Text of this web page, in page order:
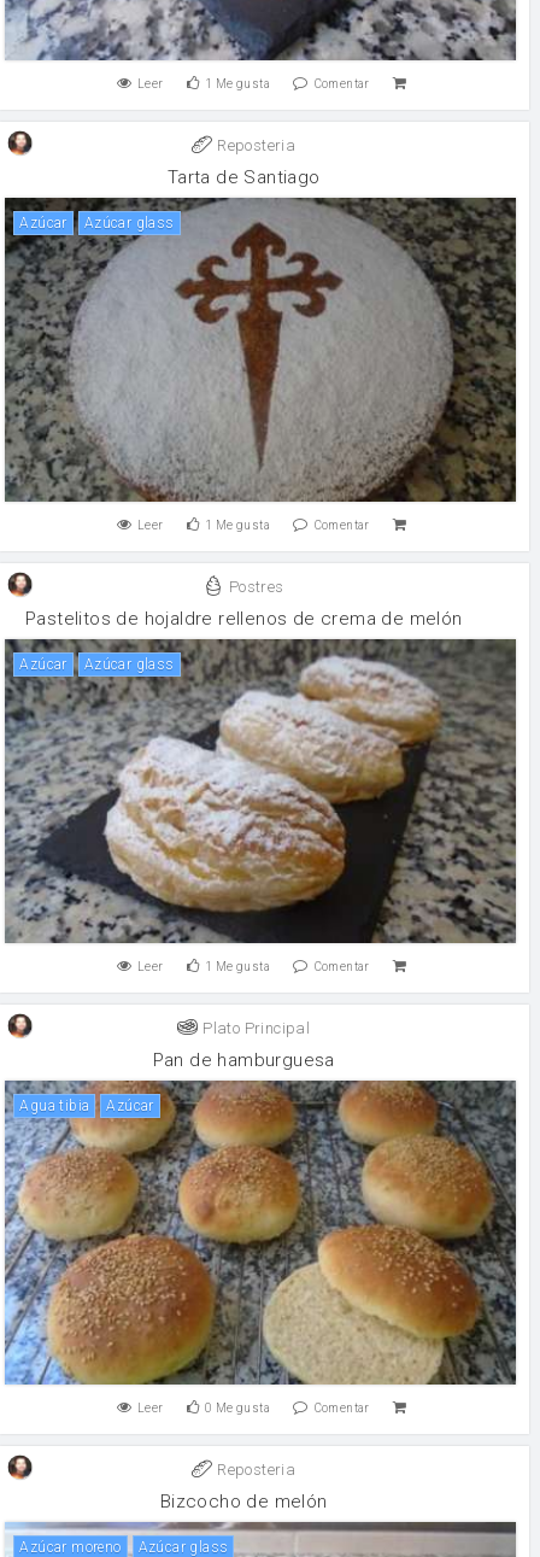
Leer 1 Me gusta Comentar
Reposteria
Tarta de Santiago
Azúcar Azúcar glass
Leer 1 Me gusta Comentar
Postres
Pastelitos de hojaldre rellenos de crema de melón
Azúcar Azúcar glass
Leer 1 Me gusta Comentar
Plato Principal
Pan de hamburguesa
Agua tibia Azúcar
Leer 0 Me gusta Comentar
Reposteria
Bizcocho de melón
Azúcar moreno Azúcar glass